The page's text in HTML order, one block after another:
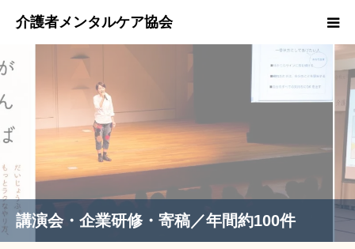
講演会・企業研修・寄稿／年間約100件
著書・メディア・講演会実績
取材等のお問い合わせ
EMCOカード